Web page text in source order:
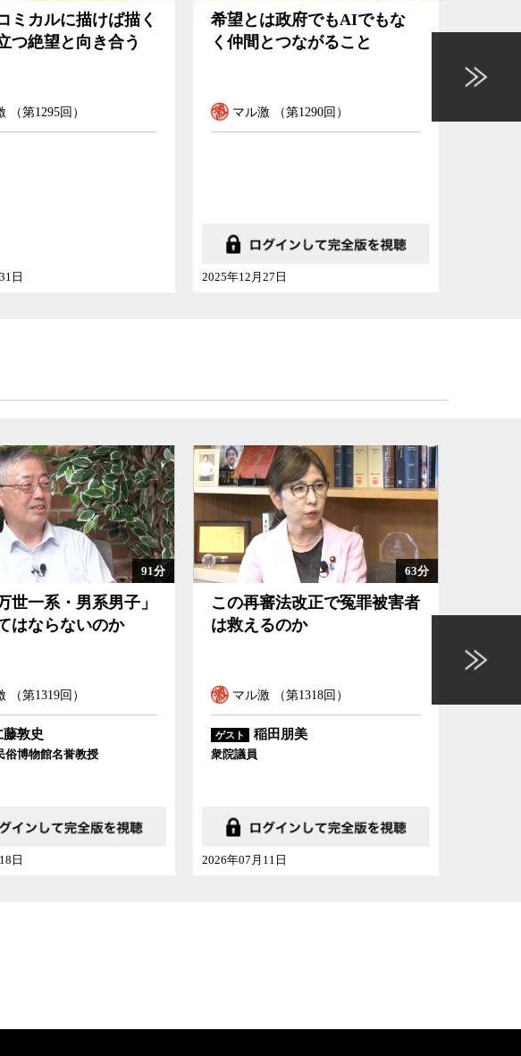
が
、
は政府でもAIでもな
とつながること
激 （第1290回）
27日
「法」と「掟」 韓国ドラマ
はなぜ社会問題を痛烈に描け
マル激 （第1273回）
2025年08月30日
63分
審法改正で冤罪被害者
るのか
激 （第1318回）
稲田朋美
11日
102分
日本が金利のある時代に戻る
ということの意味
マル激 （第1317回）
ゲスト 中空麻奈
かんぽ経済研究所主席研究員
2026年07月04日